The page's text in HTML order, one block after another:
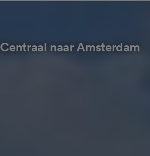
naar Amsterdam